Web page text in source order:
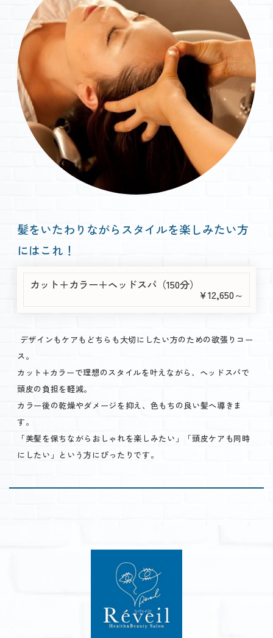
髪をいたわりながらスタイルを楽しみたい方
にはこれ！
カット＋カラー＋ヘッドスパ（150分）
￥12,650～
デザインもケアもどちらも大切にしたい方のための欲張りコー
ス。
カット+カラーで理想のスタイルを叶えながら、ヘッドスパで
頭皮の負担を軽減。
カラー後の乾燥やダメージを抑え、色もちの良い髪へ導きま
す。
「美髪を保ちながらおしゃれを楽しみたい」「頭皮ケアも同時
にしたい」という方にぴったりです。